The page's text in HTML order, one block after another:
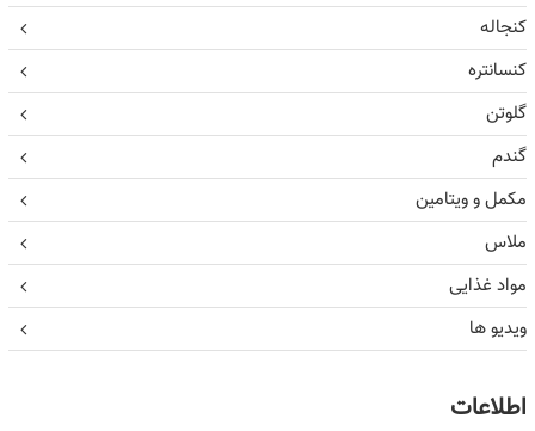
کنجاله
کنسانتره
گلوتن
گندم
مکمل و ویتامین
ملاس
مواد غذایی
ویدیو ها
اطلاعات